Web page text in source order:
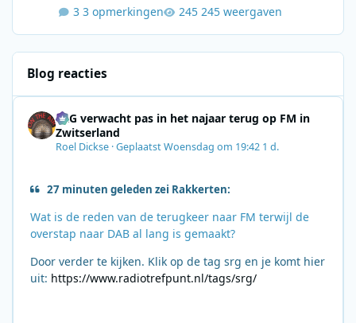
3 opmerkingen 245 weergaven
Blog reacties
SRG verwacht pas in het najaar terug op FM in
Zwitserland
Roel Dickse ·GeplaatstWoensdag om 19:42 1 d.
27 minuten geleden zei Rakkerten:
Wat is de reden van de terugkeer naar FM terwijl de
overstap naar DAB al lang is gemaakt?
Door verder te kijken. Klik op de tag srg en je komt hier
uit: https://www.radiotrefpunt.nl/tags/srg/